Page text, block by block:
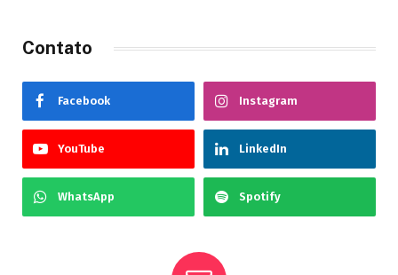
Contato
Facebook Instagram
YouTube LinkedIn
WhatsApp Spotify